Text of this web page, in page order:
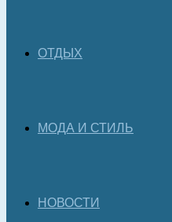
ОТДЫХ
МОДА И СТИЛЬ
НОВОСТИ